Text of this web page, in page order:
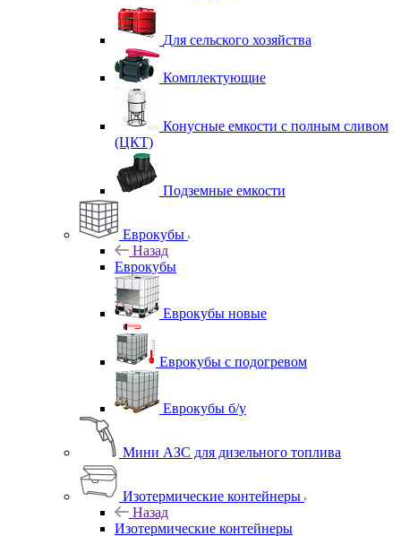
Для сельского хозяйства
Комплектующие
Конусные емкости с полным сливом
(ЦКТ)
Подземные емкости
Еврокубы
Назад
Еврокубы
Еврокубы новые
Еврокубы с подогревом
Еврокубы б/у
Мини АЗС для дизельного топлива
Изотермические контейнеры
Назад
Изотермические контейнеры